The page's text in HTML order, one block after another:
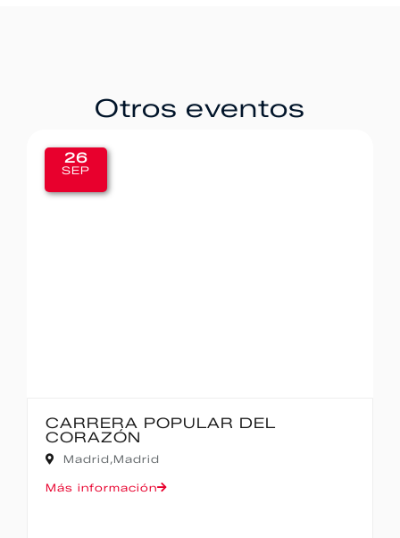
Otros eventos
IBERCAJA MADRID CORRE POR
MADRID – 10K
Madrid,
Más información